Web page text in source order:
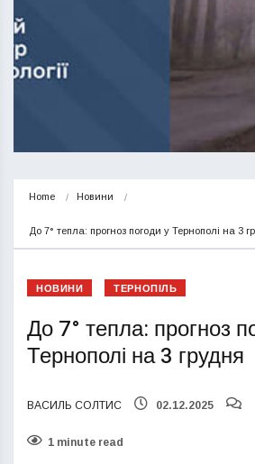
Home Новини
До 7° тепла: прогноз погоди у Тернополі на 3
НОВИНИ ТЕРНОПІЛЬ
До 7° тепла: прогноз
Тернополі на 3 грудня
ВАСИЛЬ СОЛТИС 02.12.2025
1 minute read